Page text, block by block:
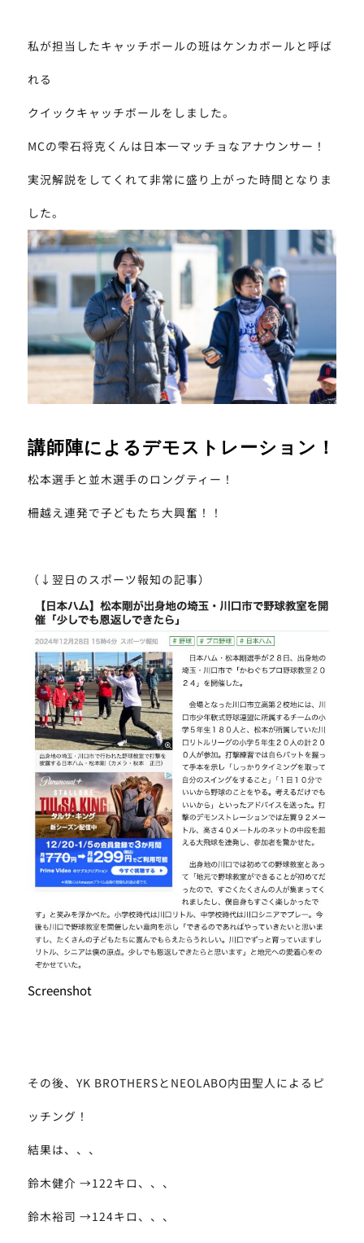
私が担当したキャッチボールの班はケンカボールと呼ば
れる
クイックキャッチボールをしました。
MCの雫石将克くんは日本一マッチョなアナウンサー！
実況解説をしてくれて非常に盛り上がった時間となりま
した。
講師陣によるデモストレーション！
松本選手と並木選手のロングティー！
柵越え連発で子どもたち大興奮！！
（↓翌日のスポーツ報知の記事）
Screenshot
その後、YK BROTHERSとNEOLABO内田聖人によるピ
ッチング！
結果は、、、
鈴木健介 →122キロ、、、
鈴木裕司 →124キロ、、、